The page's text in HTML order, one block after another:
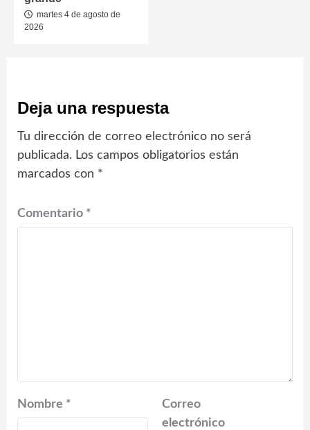
martes 4 de agosto de
2026
Deja una respuesta
Tu dirección de correo electrónico no será
publicada. Los campos obligatorios están
marcados con *
Comentario *
Nombre *
Correo
electrónico